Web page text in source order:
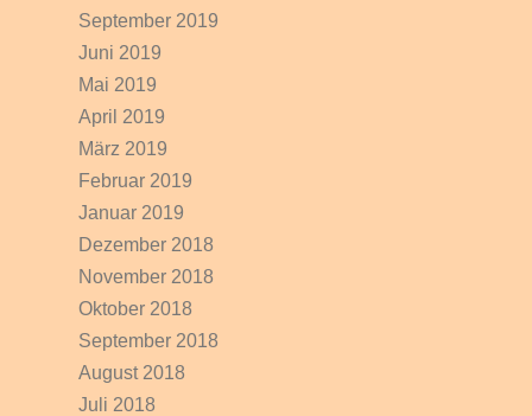
September 2019
Juni 2019
Mai 2019
April 2019
März 2019
Februar 2019
Januar 2019
Dezember 2018
November 2018
Oktober 2018
September 2018
August 2018
Juli 2018